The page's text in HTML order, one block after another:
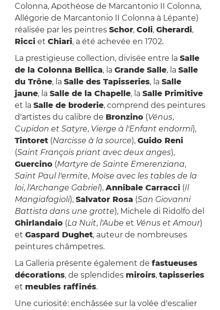
Colonna, Apothéose de Marcantonio II Colonna,
Allégorie de Marcantonio II Colonna à Lépante)
réalisée par les peintres Schor, Coli, Gherardi,
Ricciet Chiari, a été achevée en 1702.
La prestigieuse collection, divisée entre la Salle
de la Colonna Bellica, la Grande Salle, la Salle
du Trône, la Salle des Tapisseries, la Salle
jaune, la Salle de la Chapelle, la Salle Primitive
et la Salle de broderie, comprend des peintures
d'artistes du calibre de Bronzino(Vénus,
Cupidon et Satyre, Vierge à l'Enfant endormi),
Tintoret(Narcisse à la source), Guido Reni
(Saint François priant avec deux anges),
Guercino(Martyre de Sainte Emerenziana,
Saint Paul l'ermite, Moïse avec les tables de la
loi, l'Archange Gabriel), Annibale Carracci(Il
Mangiafagioli), Salvator Rosa (San Giovanni
Battista dans une grotte), Michele di Ridolfo del
Ghirlandaio(La Nuit, l'Aube et Vénus et Amour)
et Gaspard Dughet, auteur de nombreuses
peintures châmpetres.
La Galleria présente également de fastueuses
décorations, de splendides miroirs, tapisseries
et meubles raffinés.
Une curiosité: enchâssée sur la volée d'escalier